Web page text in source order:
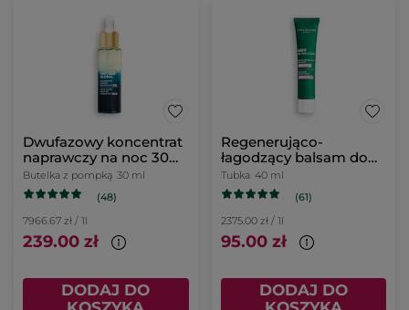
Dwufazowy koncentrat
naprawczy na noc 30
ml
Butelka z pompką 30 ml
(48)
7966.67 zł / 1l
239.00 zł
DODAJ DO
Regenerująco-
łagodzący balsam do
skóry wrażliwej
Tubka 40 ml
(61)
2375.00 zł / 1l
95.00 zł
DODAJ DO